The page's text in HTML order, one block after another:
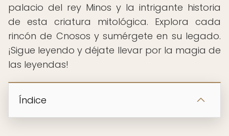
palacio del rey Minos y la intrigante historia
de esta criatura mitológica. Explora cada
rincón de Cnosos y sumérgete en su legado.
¡Sigue leyendo y déjate llevar por la magia de
las leyendas!
Índice